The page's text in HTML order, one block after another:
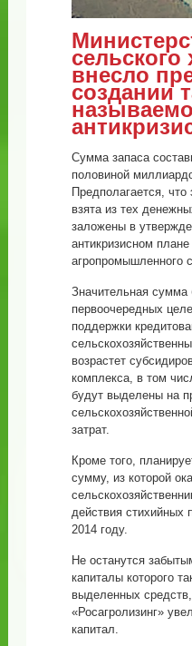
сельского
внесло
создании
Сумма запаса
половиной
Предполагается,
взята из тех
заложены в
антикризисном
агропромышленного
Значительная сумма
первоочередных
поддержки
возрастет
комплекса, в том
будут выделены на
затрат.
Кроме того,
сумму, из которой
действия стихийных
2014 году.
Не останутся
капиталы которого
выделенных
«Росагролизинг»
капитал.